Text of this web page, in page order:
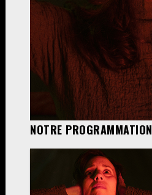
NOTRE PROGRAMMATION